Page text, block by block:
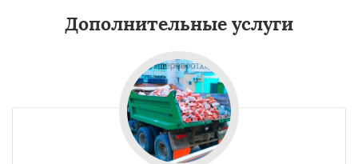
Дополнительные услуги